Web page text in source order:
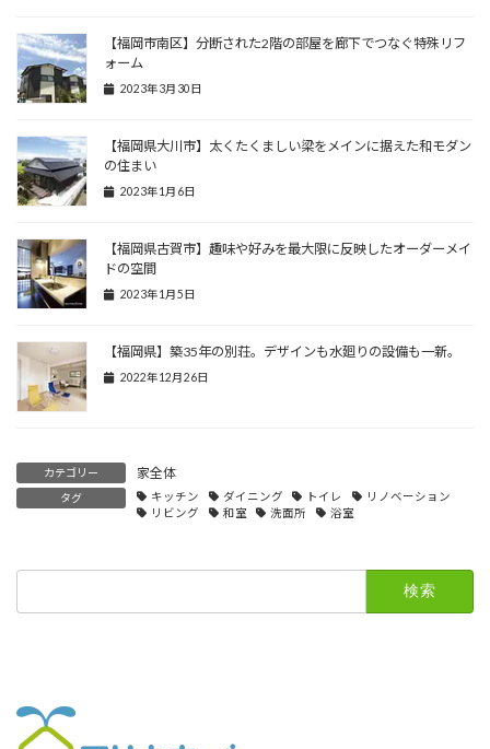
【福岡市南区】分断された2階の部屋を廊下でつなぐ特殊リフ
ォーム
2023年3月30日
【福岡県大川市】太くたくましい梁をメインに据えた和モダン
の住まい
2023年1月6日
【福岡県古賀市】趣味や好みを最大限に反映したオーダーメイ
ドの空間
2023年1月5日
【福岡県】築35年の別荘。デザインも水廻りの設備も一新。
2022年12月26日
カテゴリー 家全体
タグ キッチン ダイニング トイレ
リノベーション
リビング
和室 洗面所 浴室